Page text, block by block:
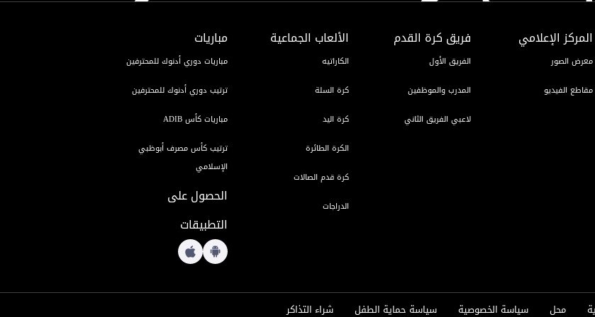
سوبر شيلد الإمارات العربية
المتحدة - قطرات
درع التحدي
لرابطة المحترفين
الاماراتية
المركز الإعلامي
معرض الصور
مقاطع الفيديو
فريق كرة القدم
الفريق الأول
المدرب والموظفين
لاعبي الفريق الثاني
الألعاب الجماعية
الكاراتيه
كرة السلة
كرة اليد
الكرة الطائرة
كرة قدم الصالات
الدراجات
مباريات
مباريات دوري أدنوك للمحترفين
ترتيب دوري أدنوك للمحترفين
مباريات كأس ADIB
ترتيب كأس مصرف أبوظبي
الإسلامي
الحصول على
التطبيقات
محل سياسة الخصوصية سياسة حماية الطفل شراء التذاكر